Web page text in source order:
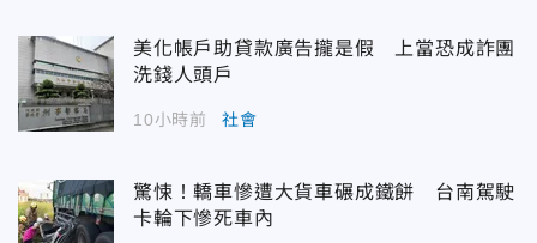
美化帳戶助貸款廣告攏是假 上當恐成詐團
洗錢人頭戶
10小時前 社會
驚悚！轎車慘遭大貨車碾成鐵餅 台南駕駛
卡輪下慘死車內